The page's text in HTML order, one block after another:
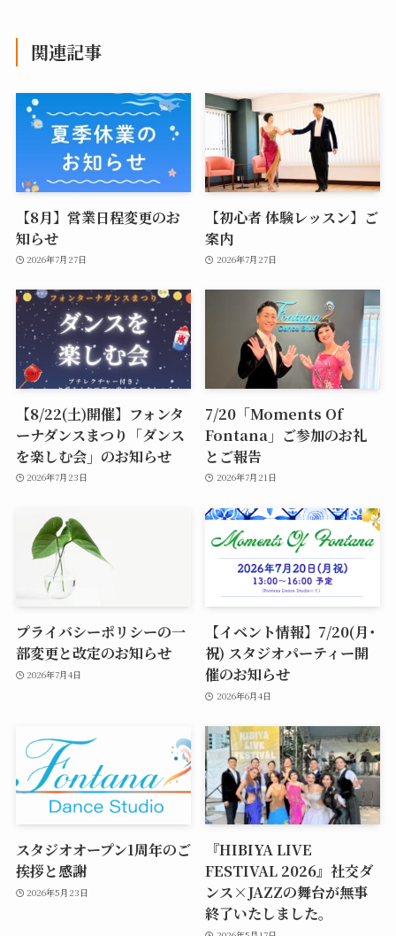
関連記事
【8月】営業日程変更のお
知らせ
2026年7月27日
【初心者 体験レッスン】ご
案内
2026年7月27日
【8/22(土)開催】フォンタ
ーナダンスまつり「ダンス
を楽しむ会」のお知らせ
2026年7月23日
7/20「Moments Of
Fontana」ご参加のお礼
とご報告
2026年7月21日
プライバシーポリシーの一
部変更と改定のお知らせ
2026年7月4日
【イベント情報】7/20(月･
祝) スタジオパーティー開
催のお知らせ
2026年6月4日
スタジオオープン1周年のご
挨拶と感謝
2026年5月23日
『HIBIYA LIVE
FESTIVAL 2026』社交ダ
ンス×JAZZの舞台が無事
終了いたしました。